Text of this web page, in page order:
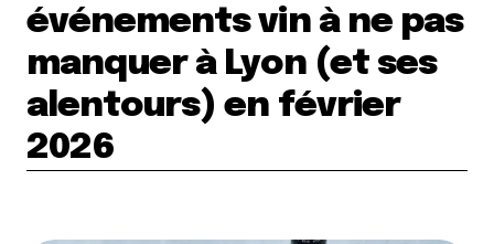
événements vin à ne pas
manquer à Lyon (et ses
alentours) en février
2026